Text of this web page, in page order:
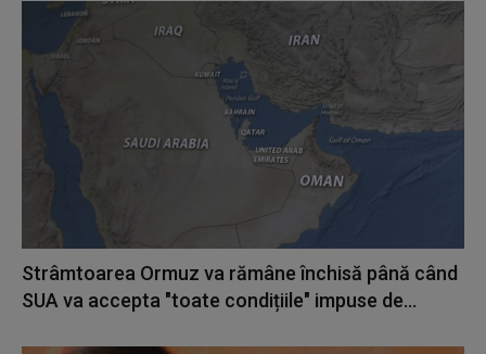
Strâmtoarea Ormuz va rămâne închisă până când
SUA va accepta "toate condițiile" impuse de...